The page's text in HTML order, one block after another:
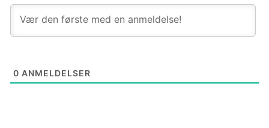
0 ANMELDELSER